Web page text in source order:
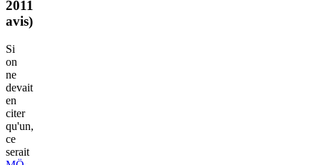
2011
avis)
Si
on
ne
devait
en
citer
qu'un,
ce
serait